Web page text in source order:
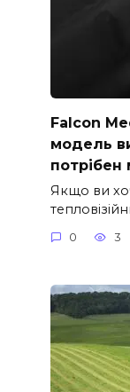
Falcon
модель
потрібен
Якщо ви
0 3